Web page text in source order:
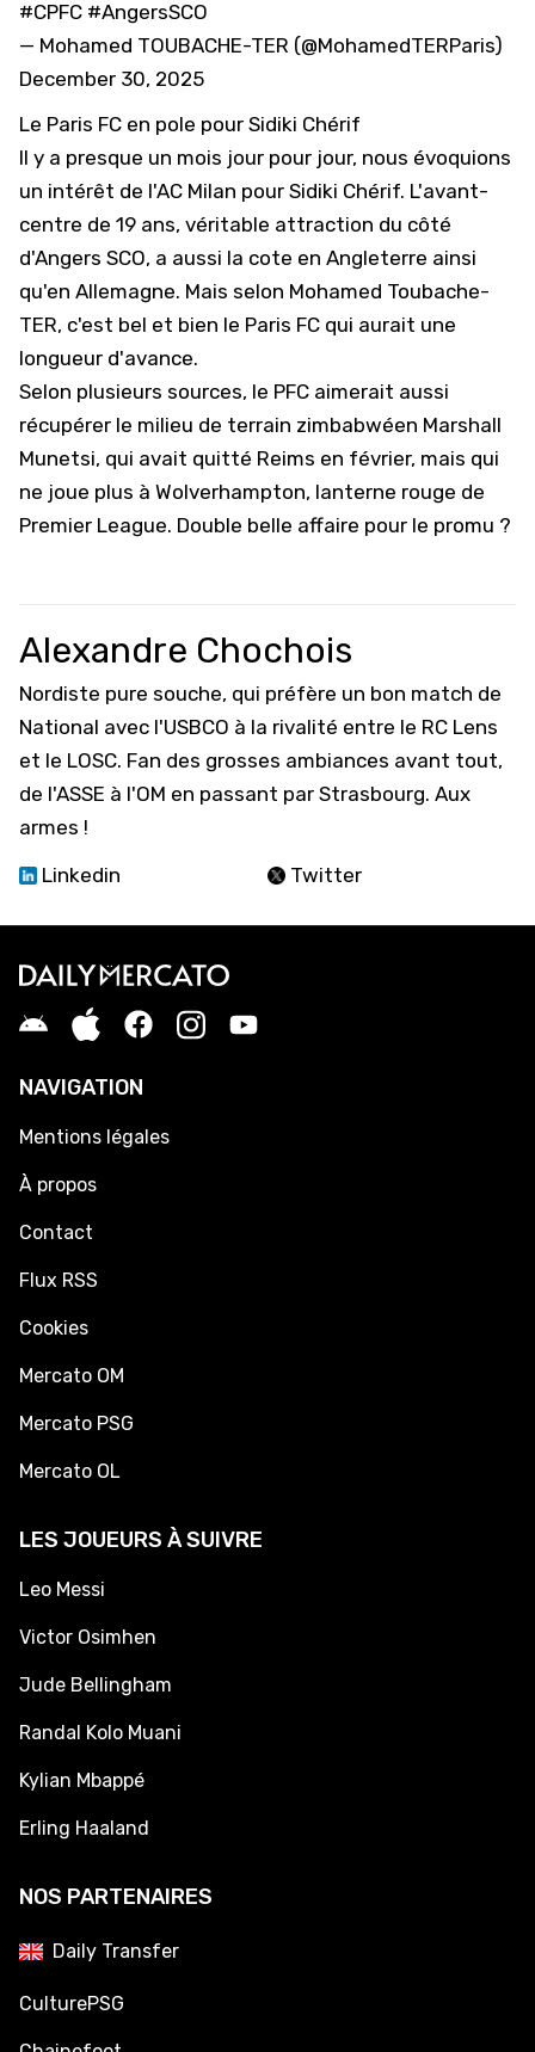
#CPFC #AngersSCO
— Mohamed TOUBACHE-TER (@MohamedTERParis)
December 30, 2025
Le Paris FC en pole pour Sidiki Chérif
Il y a presque un mois jour pour jour, nous évoquions
un intérêt de l'AC Milan pour Sidiki Chérif. L'avant-
centre de 19 ans, véritable attraction du côté
d'Angers SCO, a aussi la cote en Angleterre ainsi
qu'en Allemagne. Mais selon Mohamed Toubache-
TER, c'est bel et bien le Paris FC qui aurait une
longueur d'avance.
Selon plusieurs sources, le PFC aimerait aussi
récupérer le milieu de terrain zimbabwéen Marshall
Munetsi, qui avait quitté Reims en février, mais qui
ne joue plus à Wolverhampton, lanterne rouge de
Premier League. Double belle affaire pour le promu ?
Alexandre Chochois
Nordiste pure souche, qui préfère un bon match de
National avec l'USBCO à la rivalité entre le RC Lens
et le LOSC. Fan des grosses ambiances avant tout,
de l'ASSE à l'OM en passant par Strasbourg. Aux
armes !
Linkedin
Twitter
NAVIGATION
Mentions légales
À propos
Contact
Flux RSS
Cookies
Mercato OM
Mercato PSG
Mercato OL
LES JOUEURS À SUIVRE
Leo Messi
Victor Osimhen
Jude Bellingham
Randal Kolo Muani
Kylian Mbappé
Erling Haaland
NOS PARTENAIRES
Daily Transfer
CulturePSG